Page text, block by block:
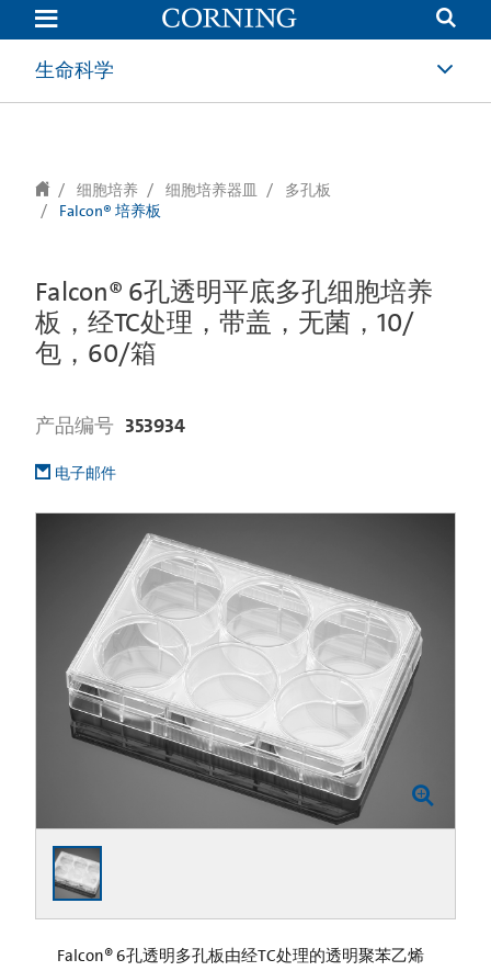
text.skipToContent
text.skipToNavigation
生命科学
细胞培养 细胞培养器皿
多孔板
Falcon® 培养板
Falcon® 6孔透明平底多孔细胞培养
板，经TC处理，带盖，无菌，10/
包，60/箱
产品编号 353934
电子邮件
Falcon® 6孔透明多孔板由经TC处理的透明聚苯乙烯